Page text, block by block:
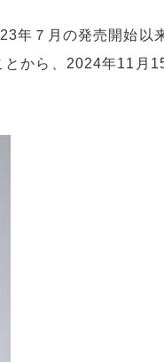
年７月の発売開始以
から、2024年11月